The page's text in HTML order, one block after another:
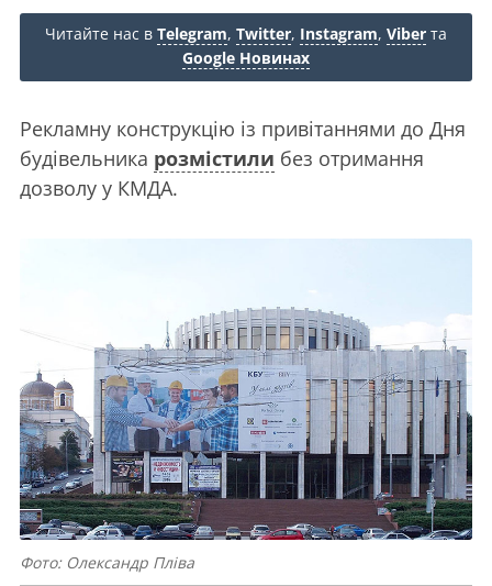
Читайте нас в Telegram, Twitter, Instagram, Viber та
Google Новинах
Рекламну конструкцію із привітаннями до Дня
будівельника розмістили без отримання
дозволу у КМДА.
Фото: Олександр Пліва